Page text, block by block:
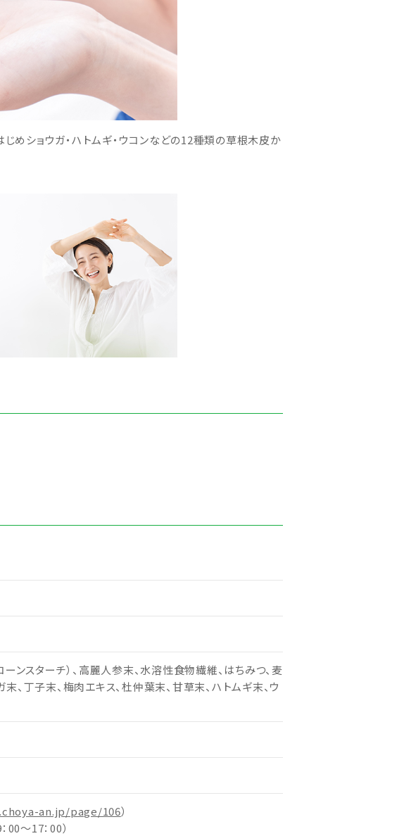
めショウガ・ハトムギ・ウコンなどの12種類の草根木皮か
ーンスターチ）、高麗人参末、水溶性食物繊維、はちみつ、麦
、丁子末、梅肉エキス、杜仲葉末、甘草末、ハトムギ末、ウ
an.jp/page/106）
～17：00）